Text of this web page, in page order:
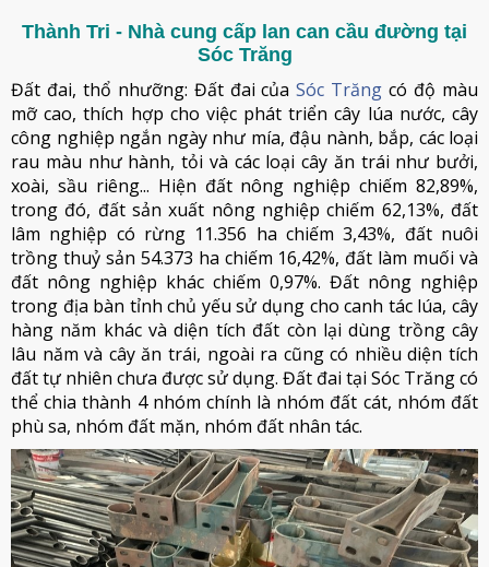
Thành Tri - Nhà cung cấp lan can cầu đường tại
Sóc Trăng
Đất đai, thổ nhưỡng: Đất đai củaSóc Trăng có độ màu
mỡ cao, thích hợp cho việc phát triển cây lúa nước, cây
công nghiệp ngắn ngày như mía, đậu nành, bắp, các loại
rau màu như hành, tỏi và các loại cây ăn trái như bưởi,
xoài, sầu riêng... Hiện đất nông nghiệp chiếm 82,89%,
trong đó, đất sản xuất nông nghiệp chiếm 62,13%, đất
lâm nghiệp có rừng 11.356 ha chiếm 3,43%, đất nuôi
trồng thuỷ sản 54.373 ha chiếm 16,42%, đất làm muối và
đất nông nghiệp khác chiếm 0,97%. Đất nông nghiệp
trong địa bàn tỉnh chủ yếu sử dụng cho canh tác lúa, cây
hàng năm khác và diện tích đất còn lại dùng trồng cây
lâu năm và cây ăn trái, ngoài ra cũng có nhiều diện tích
đất tự nhiên chưa được sử dụng. Đất đai tại Sóc Trăng có
thể chia thành 4 nhóm chính là nhóm đất cát, nhóm đất
phù sa, nhóm đất mặn, nhóm đất nhân tác.